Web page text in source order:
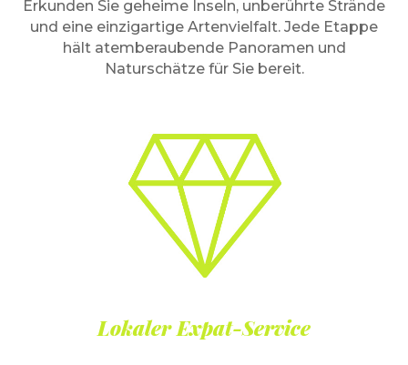
Erkunden Sie geheime Inseln, unberührte Strände
und eine einzigartige Artenvielfalt. Jede Etappe
hält atemberaubende Panoramen und
Naturschätze für Sie bereit.
Lokaler Expat-Service